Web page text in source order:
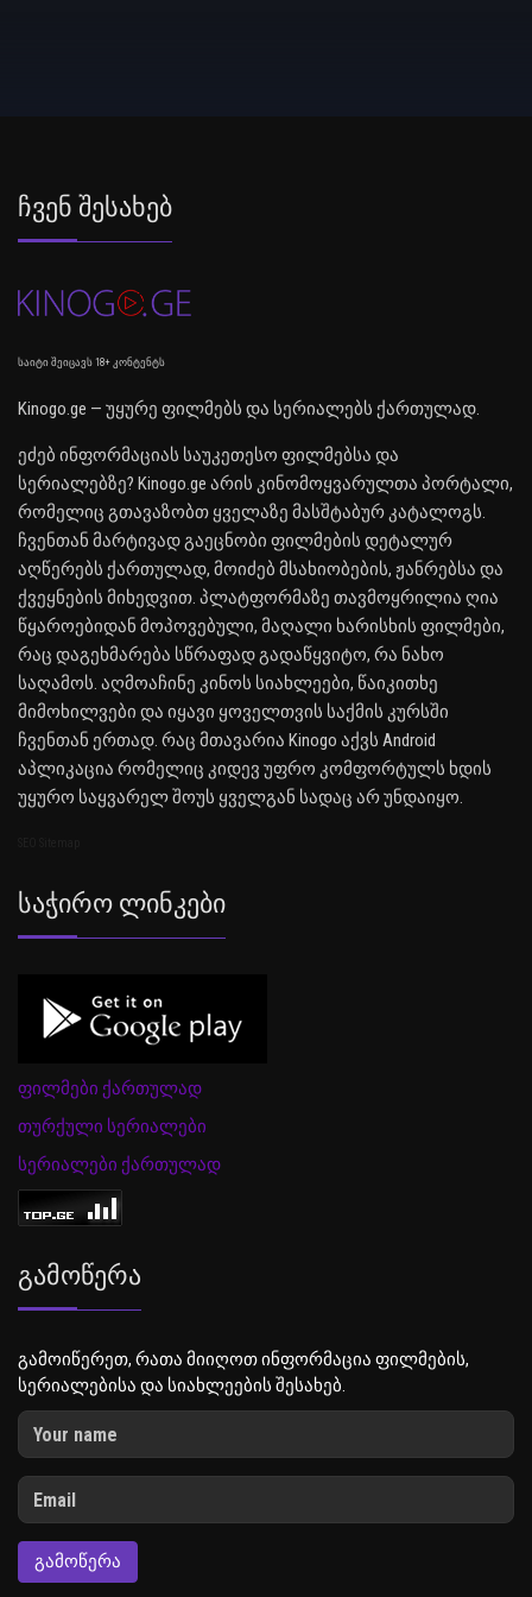
Ჩვენ Შესახებ
საიტი შეიცავს 18+ კონტენტს
Kinogo.ge — უყურე ფილმებს და სერიალებს ქართულად.
ეძებ ინფორმაციას საუკეთესო ფილმებსა და
სერიალებზე? Kinogo.ge არის კინომოყვარულთა პორტალი,
რომელიც გთავაზობთ ყველაზე მასშტაბურ კატალოგს.
ჩვენთან მარტივად გაეცნობი ფილმების დეტალურ
აღწერებს ქართულად, მოიძებ მსახიობების, ჟანრებსა და
ქვეყნების მიხედვით. პლატფორმაზე თავმოყრილია ღია
წყაროებიდან მოპოვებული, მაღალი ხარისხის ფილმები,
რაც დაგეხმარება სწრაფად გადაწყვიტო, რა ნახო
საღამოს. აღმოაჩინე კინოს სიახლეები, წაიკითხე
მიმოხილვები და იყავი ყოველთვის საქმის კურსში
ჩვენთან ერთად. რაც მთავარია Kinogo აქვს Android
აპლიკაცია რომელიც კიდევ უფრო კომფორტულს ხდის
უყურო საყვარელ შოუს ყველგან სადაც არ უნდაიყო.
Საჭირო Ლინკები
ფილმები ქართულად
თურქული სერიალები
სერიალები ქართულად
Გამოწერა
გამოიწერეთ, რათა მიიღოთ ინფორმაცია ფილმების,
სერიალებისა და სიახლეების შესახებ.
ᲒᲐᲛᲝᲬᲔᲠᲐ